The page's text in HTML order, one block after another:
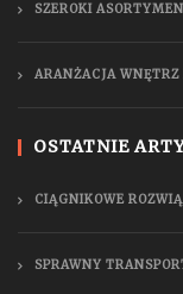
SZEROKI
ARANŻACJA WNĘTRZ
OSTATNIE
CIĄGNIKOWE
SPRAWNY